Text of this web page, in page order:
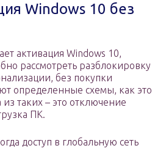
Windows 10 без
активация Windows 10,
рассмотреть разблокировку
без покупки
определенные схемы, как это
таких – это отключение
ПК.
доступ в глобальную сеть